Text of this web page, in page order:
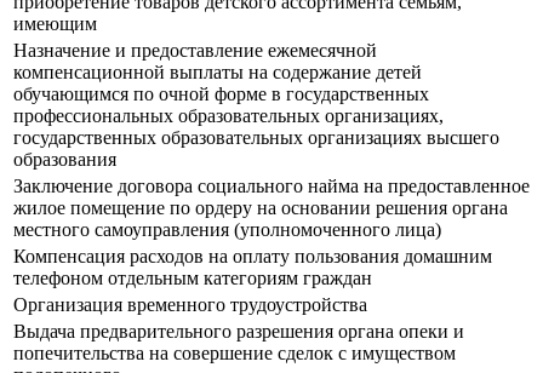
имеющим
Назначение и предоставление ежемесячной
компенсационной выплаты на содержание детей
обучающимся по очной форме в государственных
профессиональных образовательных организациях,
государственных образовательных организациях высшего
образования
Заключение договора социального найма на предоставленное
жилое помещение по ордеру на основании решения органа
местного самоуправления (уполномоченного лица)
Компенсация расходов на оплату пользования домашним
телефоном отдельным категориям граждан
Организация временного трудоустройства
Выдача предварительного разрешения органа опеки и
попечительства на совершение сделок с имуществом